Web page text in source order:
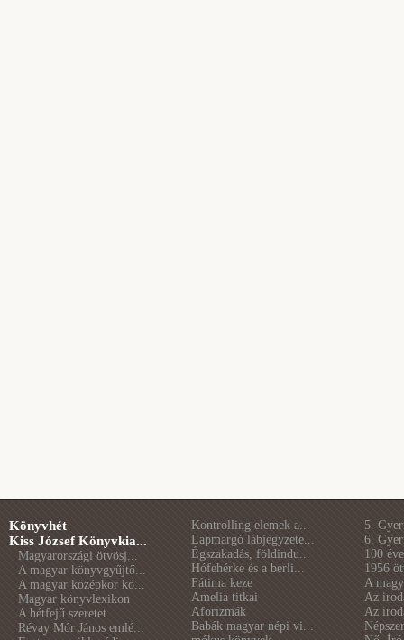
Könyvhét
Kiss József Könyvkia...
Magyarországi ötvösj...
A magyar könyvgyűjtő...
A magyar középkor kö...
Magyar könyvlexikon
A hétfejű szeretet
Révay Mór János emlé...
Kontrolling elemek a...
Lapmargó lábjegyzete...
Égszakadás, földindu...
Hófehérke és a berli...
Fátima keze
Amelia titkai
Aforizmák
Babák magyar népi vi...
5.
6.
100
1956
A
Az
Az